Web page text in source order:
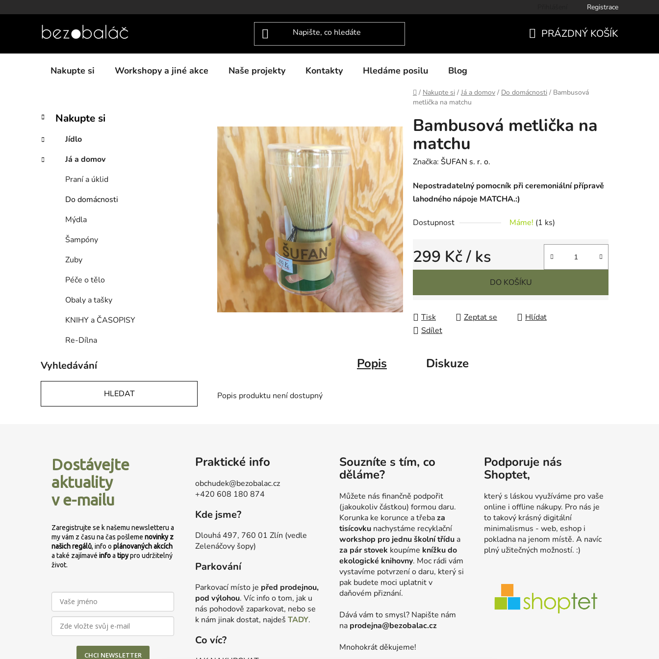
na
Registrace
PRÁZDNÝ KOŠÍK
Nakupte si Workshopy a jiné akce Naše projekty Kontakty Hledáme posilu Blog
Domů
/ Nakupte si / Já a domov / Do domácnosti / Bambusová
metlička na matchu
P
s
r
Přeskočit
kategorie
K
a
e
g
o
Nakupte si
Jídlo
Já a domov
Praní a úklid
Do domácnosti
Mýdla
Šampóny
Zuby
Péče o tělo
Obaly a tašky
KNIHY a ČASOPISY
Re-Dílna
Vyhledávání
HLEDAT
Bambusová metlička na
matchu
Značka: ŠUFAN s. r. o.
Nepostradatelný pomocník při ceremoniální přípravě
lahodného nápoje MATCHA.:)
Dostupnost Máme! (1 ks)
299 Kč/ ks
Měrná cena:
DO KOŠÍKU
Tisk Zeptat se
Hlídat
Sdílet
Popis Diskuze
Popis produktu není dostupný
Dostávejte
aktuality
v e-mailu
Zaregistrujte se k našemu newsletteru a
my vám z času na čas pošlemenovinky z
našich regálů, info oplánovaných akcích
a také zajímavéinfoatipypro udržitelný
život.
CHCI NEWSLETTER
Praktické info
obchudek@bezobalac.cz
+420 608 180 874
Kde jsme?
Dlouhá 497, 760 01 Zlín (vedle
Zelenáčovy šopy)
Parkování
Parkovací místo je před prodejnou,
pod výlohou. Víc info o tom, jak u
nás pohodově zaparkovat, nebo se
k nám jinak dostat, najdeš TADY.
Co víc?
Souzníte s tím, co
děláme?
Můžete nás finančně podpořit
(jakoukoliv částkou) formou daru.
Korunka ke korunce a třebaza
tisícovku nachystáme recyklační
workshop pro jednu školní třídu a
za pár stovek koupíme knížku do
ekologické knihovny. Moc rádi vám
vystavíme potvrzení o daru, který si
pak budete moci uplatnit v
daňovém přiznání.
Dává vám to smysl? Napište nám
na prodejna@bezobalac.cz
Mnohokrát děkujeme!
Podporuje nás
Shoptet,
který s láskou využíváme pro vaše
online i offline nákupy. Pro nás je
to takový krásný digitální
minimalismus - web, eshop i
pokladna na jenom místě. A navíc
plný užitečných možností. :)